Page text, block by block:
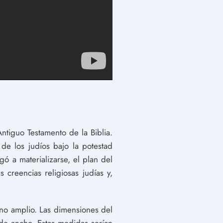
Testamento de la Biblia.
los judíos bajo la potestad
a materializarse, el plan del
creencias religiosas judías y,
amplio. Las dimensiones del